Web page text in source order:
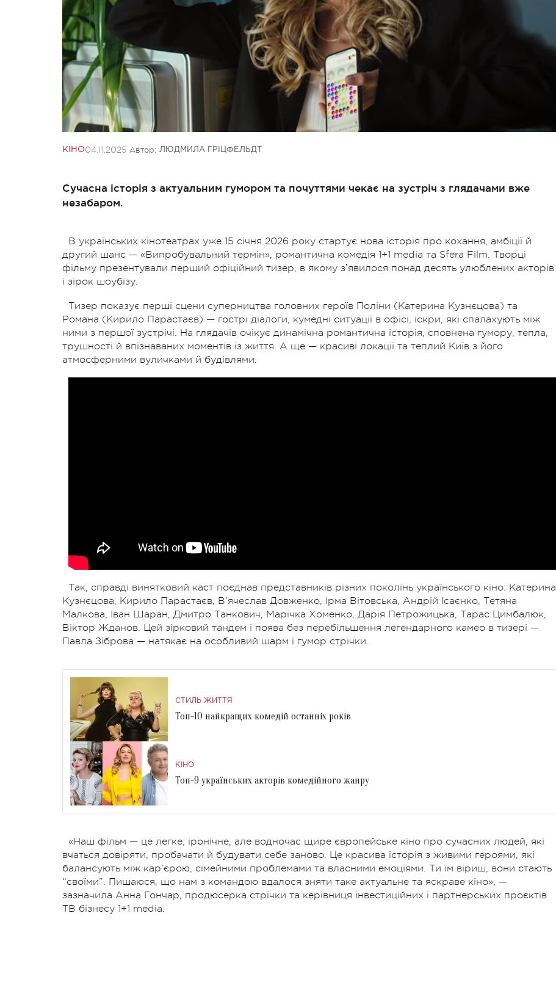
КІНО04.11.2025 Автор: ЛЮДМИЛА ГРІЦФЕЛЬДТ
Сучасна історія з актуальним гумором та почуттями чекає на зустріч з глядачами вже
незабаром.
В українських кінотеатрах уже 15 січня 2026 року стартує нова історія про кохання, амбіції й
другий шанс — «Випробувальний термін», романтична комедія 1+1 media та Sfera Film. Творці
фільму презентували перший офіційний тизер, в якому зʼявилося понад десять улюблених акторів
і зірок шоубізу.
Тизер показує перші сцени суперництва головних героїв Поліни (Катерина Кузнєцова) та
Романа (Кирило Парастаєв) — гострі діалоги, кумедні ситуації в офісі, іскри, які спалахують між
ними з першої зустрічі. На глядачів очікує динамічна романтична історія, сповнена гумору, тепла,
трушності й впізнаваних моментів із життя. А ще — красиві локації та теплий Київ з його
атмосферними вуличками й будівлями.
Так, справді винятковий каст поєднав представників різних поколінь українського кіно: Катерина
Кузнєцова, Кирило Парастаєв, В’ячеслав Довженко, Ірма Вітовська, Андрій Ісаєнко, Тетяна
Малкова, Іван Шаран, Дмитро Танкович, Марічка Хоменко, Дарія Петрожицька, Тарас Цимбалюк,
Віктор Жданов. Цей зірковий тандем і поява без перебільшення легендарного камео в тизері —
Павла Зіброва — натякає на особливий шарм і гумор стрічки.
СТИЛЬ ЖИТТЯ
Топ-10 найкращих комедій останніх років
КІНО
Топ-9 українських акторів комедійного жанру
«Наш фільм — це легке, іронічне, але водночас щире європейське кіно про сучасних людей, які
вчаться довіряти, пробачати й будувати себе заново. Це красива історія з живими героями, які
балансують між кар’єрою, сімейними проблемами та власними емоціями. Ти їм віриш, вони стають
“своїми”. Пишаюся, що нам з командою вдалося зняти таке актуальне та яскраве кіно», —
зазначила Анна Гончар, продюсерка стрічки та керівниця інвестиційних і партнерських проєктів
ТВ бізнесу 1+1 media.